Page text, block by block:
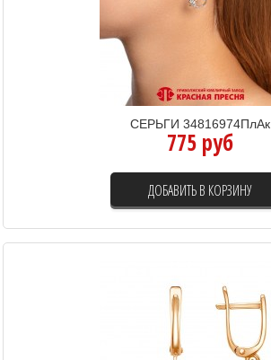
СЕРЬГИ 34816974ПлАк
775 руб
ДОБАВИТЬ В КОРЗИНУ